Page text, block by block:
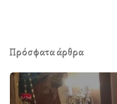
Πρόσφατα άρθρα